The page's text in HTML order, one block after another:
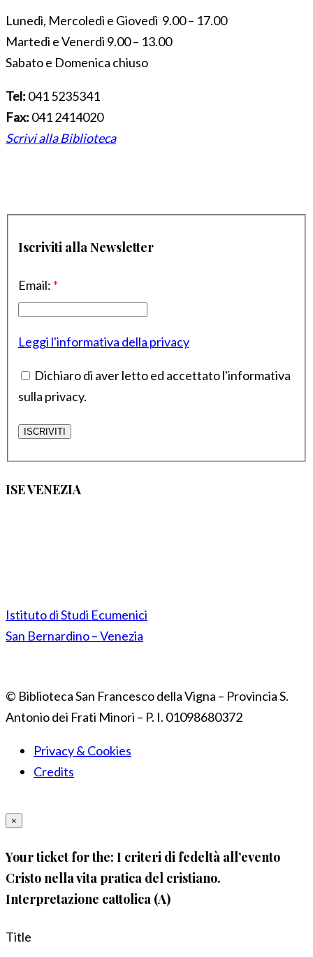
Lunedì, Mercoledì e Giovedì 9.00 – 17.00
Martedì e Venerdì 9.00 – 13.00
Sabato e Domenica chiuso
Tel: 041 5235341
Fax: 041 2414020
Scrivi alla Biblioteca
Iscriviti alla Newsletter
Email: *
Leggi l'informativa della privacy
Dichiaro di aver letto ed accettato l'informativa
sulla privacy.
ISE VENEZIA
Istituto di Studi Ecumenici
San Bernardino – Venezia
© Biblioteca San Francesco della Vigna – Provincia S.
Antonio dei Frati Minori – P. I. 01098680372
Privacy & Cookies
Credits
×
Your ticket for the: I criteri di fedeltà all’evento
Cristo nella vita pratica del cristiano.
Interpretazione cattolica (A)
Title